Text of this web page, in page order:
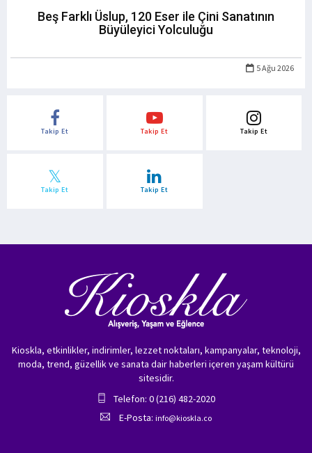
Beş Farklı Üslup, 120 Eser ile Çini Sanatının
Büyüleyici Yolculuğu
5 Ağu 2026
Takip Et Takip Et Takip Et
Takip Et Takip Et
Kioskla, etkinlikler, indirimler, lezzet noktaları, kampanyalar, teknoloji,
moda, trend, güzellik ve sanata dair haberleri içeren yaşam kültürü
sitesidir.
Telefon: 0 (216) 482-2020
E-Posta: info@kioskla.co